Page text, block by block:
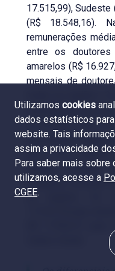
17.515,99),
(R$ 18.548,16).
remunerações
entre os doutores
amarelos (R$
mensais de
semelhantes aos
17.191,06 e R$
nas demais
4% e 7% a
médias mensais
indígena e amarela
as regiões. Os
R$ 17.932,57 para
Utilizamos cookies
dados estatísticos
website. Tais
assim a privacidade
Para saber mais
utilizamos, acesse a
CGEE.